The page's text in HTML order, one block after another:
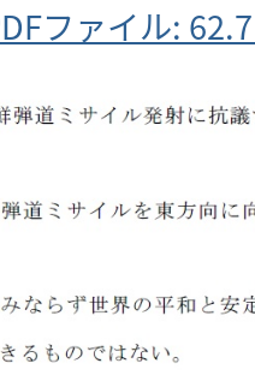
ファイル: